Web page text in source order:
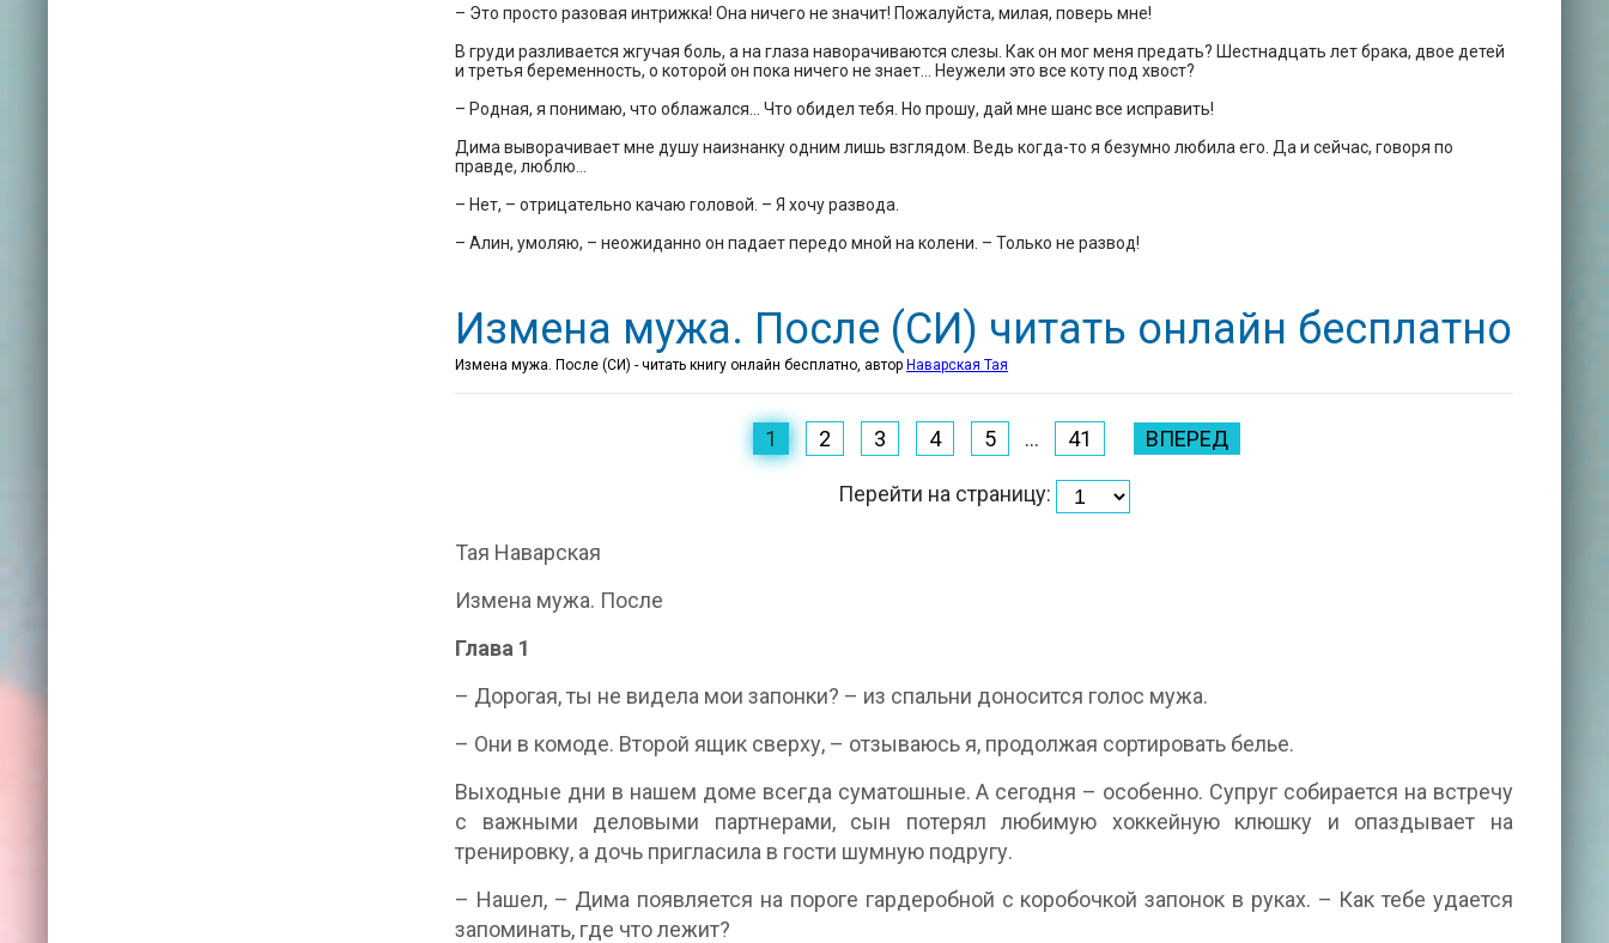
– Это просто разовая интрижка! Она ничего не значит! Пожалуйста, милая, поверь мне!
В груди разливается жгучая боль, а на глаза наворачиваются слезы. Как он мог меня предать? Шестнадцать лет брака, двое детей
и третья беременность, о которой он пока ничего не знает… Неужели это все коту под хвост?
– Родная, я понимаю, что облажался… Что обидел тебя. Но прошу, дай мне шанс все исправить!
Дима выворачивает мне душу наизнанку одним лишь взглядом. Ведь когда-то я безумно любила его. Да и сейчас, говоря по
правде, люблю…
– Нет, – отрицательно качаю головой. – Я хочу развода.
– Алин, умоляю, – неожиданно он падает передо мной на колени. – Только не развод!
Измена мужа. После (СИ) читать онлайн бесплатно
Измена мужа. После (СИ) - читать книгу онлайн бесплатно, автор Наварская Тая
1 2 3 4 5 ... 41 ВПЕРЕД
Перейти на страницу:
Тая Наварская
Измена мужа. После
Глава 1
– Дорогая, ты не видела мои запонки? – из спальни доносится голос мужа.
– Они в комоде. Второй ящик сверху, – отзываюсь я, продолжая сортировать белье.
Выходные дни в нашем доме всегда суматошные. А сегодня – особенно. Супруг собирается на встречу
с важными деловыми партнерами, сын потерял любимую хоккейную клюшку и опаздывает на
тренировку, а дочь пригласила в гости шумную подругу.
– Нашел, – Дима появляется на пороге гардеробной с коробочкой запонок в руках. – Как тебе удается
запоминать, где что лежит?